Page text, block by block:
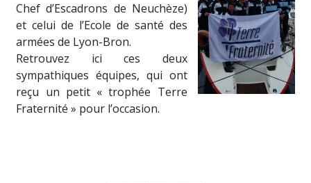
Chef d’Escadrons de Neuchèze)
et celui de l’Ecole de santé des
armées de Lyon-Bron.
Retrouvez ici ces deux
sympathiques équipes, qui ont
reçu un petit « trophée Terre
Fraternité » pour l’occasion.